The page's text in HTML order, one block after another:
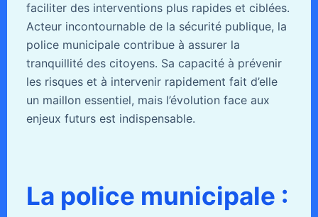
faciliter des interventions plus rapides et ciblées.
Acteur incontournable de la sécurité publique, la
police municipale contribue à assurer la
tranquillité des citoyens. Sa capacité à prévenir
les risques et à intervenir rapidement fait d’elle
un maillon essentiel, mais l’évolution face aux
enjeux futurs est indispensable.
La police municipale :